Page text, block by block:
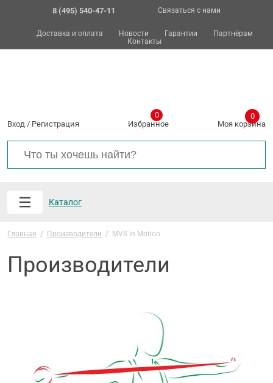
8 (495) 540-47-11 Связаться с нами
Доставка и оплата Новости Гарантии
Партнёрам
Контакты
Вход / Регистрация Избранное
0
Моя корзина
0
Каталог
Главная / Производители / MVS In Motion
Производители